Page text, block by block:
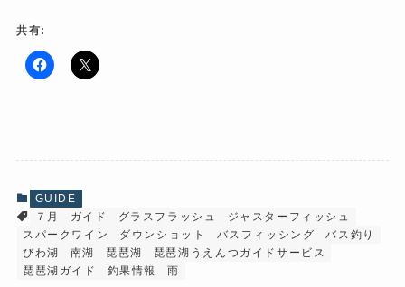
共有:
F
k
有
す
る
に
は
ク
リ
ッ
ク
で
(
新
し
い
ウ
ィ
ン
ド
GUIDE
７月
ガイド グラスフラッシュ
ジャスターフィッシュ
スパークワイン
ダウンショット バスフィッシング
バス釣り
びわ湖
南湖 琵琶湖
琵琶湖うえんつガイドサービス
琵琶湖ガイド
釣果情報 雨